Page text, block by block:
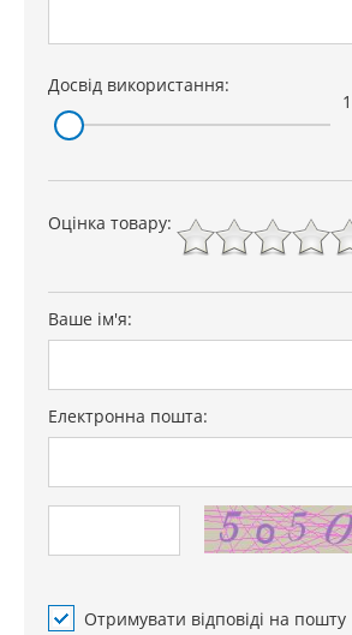
Глибина ніші,
мм:
490
мм:
Країна
виробництва:
Німеччина
Тип:
Електрична
Гарантія12 міс
Досвід використання:
Оцінка товару:
Ваше ім'я:
Електронна пошта:
Отримувати відповіді на пошту